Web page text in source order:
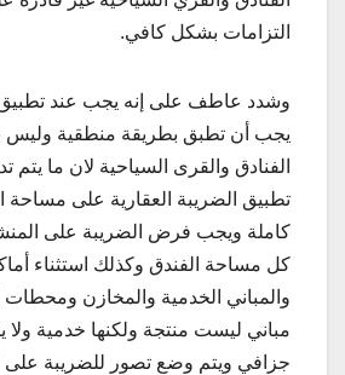
التزامات بشكل كافي.
وشدد عاطف على إنه يجب عند تطبيق
يجب أن تطبق بطريقة منطقية وليس
الفنادق والقرى السياحية لان ما يتم
تطبيق الضريبة العقارية على مساحة
كاملة ويجب فرض الضريبة على
كل مساحة الفندق وكذلك استثناء
والمباني الخدمية والمخازن ومحطات
مباني ليست منتجة ولكنها خدمية ولا
جزافي ويتم وضع تصور للضريبة